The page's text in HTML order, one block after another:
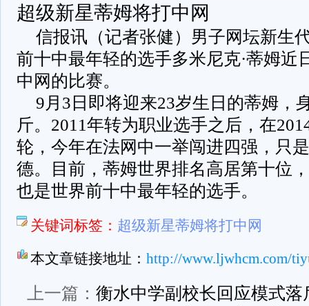
超级新星蒂姆将打中网
信报讯（记者张健）男子网坛新生
前十中最年轻的选手多米尼克·蒂姆近
中网的比赛。
9月3日即将迎来23岁生日的蒂姆，
斤。2011年转为职业选手之后，在
轮，今年在法网中一举闯进四强，只
德。目前，蒂姆世界排名高居第十位
也是世界前十中最年轻的选手。
关键词标签： 超级新星蒂姆将打中网
本文章链接地址： http://www.ljwhcm.com/
上一篇： 衡水中学副校长回应模式